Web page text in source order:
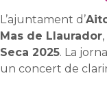
L’ajuntament d’
Mas de Llaurador
Seca 2025. La
un concert de